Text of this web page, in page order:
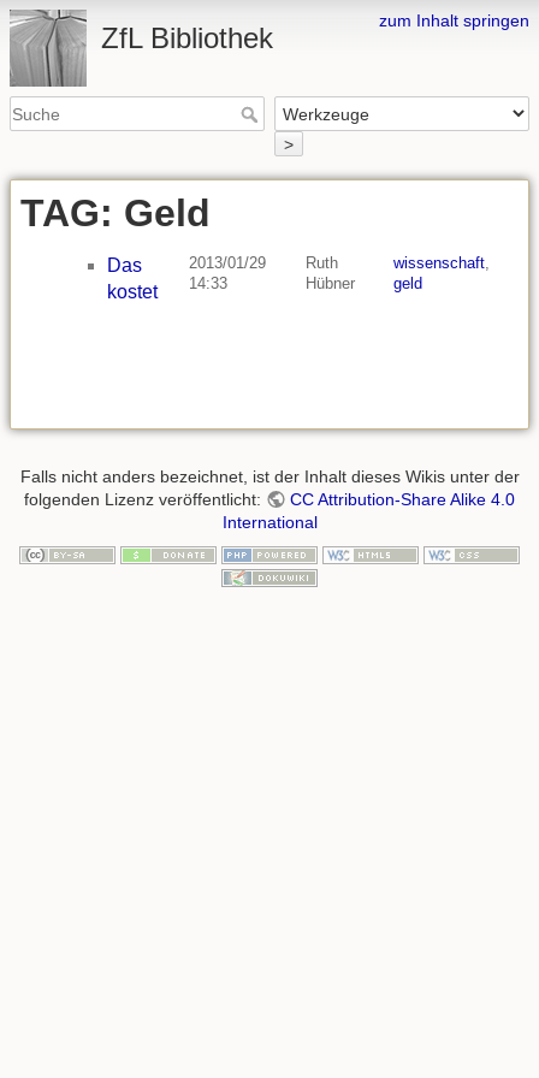
zum Inhalt springen
ZfL Bibliothek
>
TAG: Geld
Das
kostet
2013/01/29
14:33
Ruth
Hübner
wissenschaft,
geld
Falls nicht anders bezeichnet, ist der Inhalt dieses Wikis unter der
folgenden Lizenz veröffentlicht:
CC Attribution-Share Alike 4.0
International